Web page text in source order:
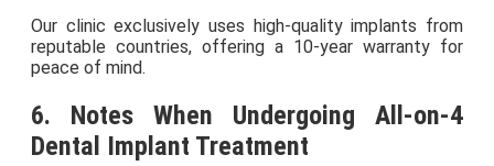
Our clinic exclusively uses high-quality implants from
reputable countries, offering a 10-year warranty for
peace of mind.
6. Notes When Undergoing All-on-4
Dental Implant Treatment